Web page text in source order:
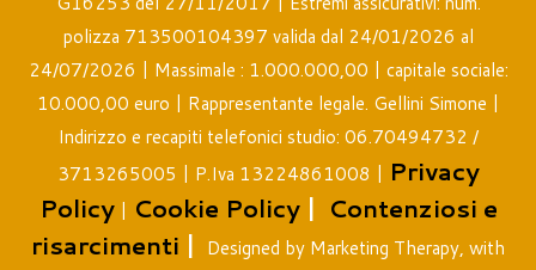
polizza 713500104397 valida dal 24/01/2026 al
24/07/2026 | Massimale : 1.000.000,00 | capitale sociale:
10.000,00 euro | Rappresentante legale. Gellini Simone |
Indirizzo e recapiti telefonici studio: 06.70494732 /
3713265005 | P.Iva 13224861008 |
Privacy
Policy| Cookie Policy| Contenziosi e
risarcimenti |
Designed by Marketing Therapy, with